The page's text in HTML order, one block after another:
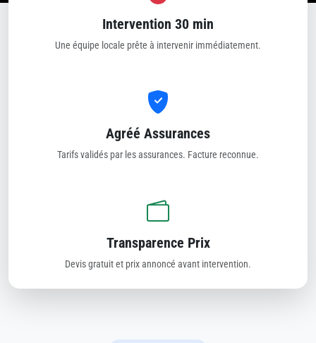
Intervention 30 min
Une équipe locale prête à intervenir immédiatement.
Agréé Assurances
Tarifs validés par les assurances. Facture reconnue.
Transparence Prix
Devis gratuit et prix annoncé avant intervention.